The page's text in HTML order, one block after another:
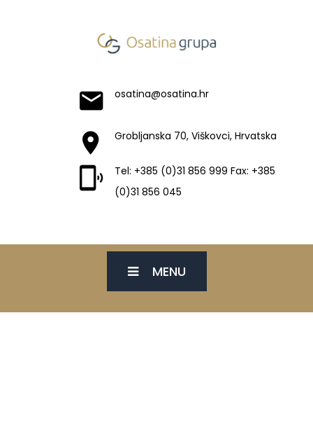
osatina@osatina.hr
Grobljanska 70, Viškovci, Hrvatska
Tel: +385 (0)31 856 999 Fax: +385
(0)31 856 045
MENU